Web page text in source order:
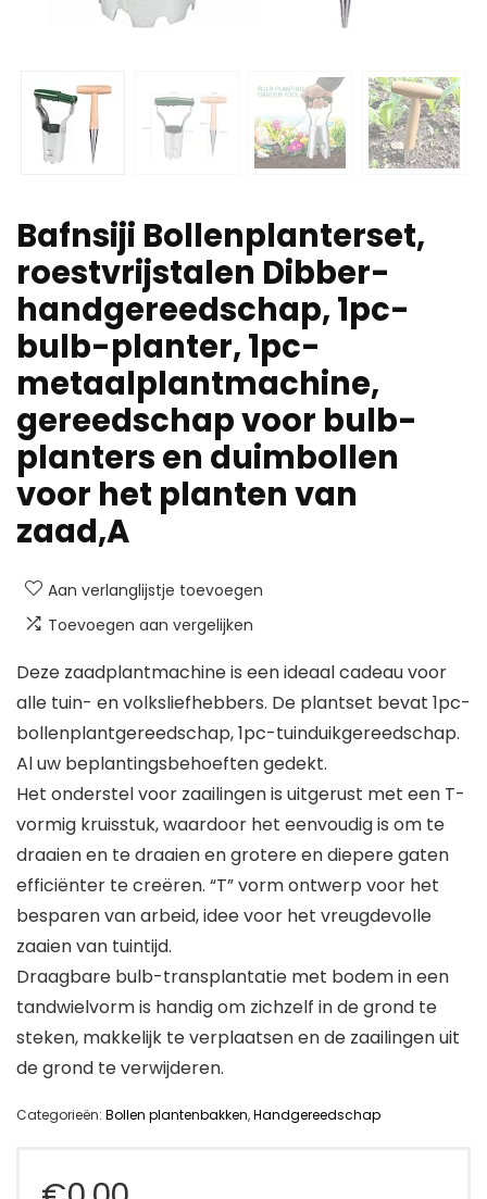
Bafnsiji Bollenplanterset,
roestvrijstalen Dibber-
handgereedschap, 1pc-
bulb-planter, 1pc-
metaalplantmachine,
gereedschap voor bulb-
planters en duimbollen
voor het planten van
zaad,A
Aan verlanglijstje toevoegen
Toevoegen aan vergelijken
Deze zaadplantmachine is een ideaal cadeau voor
alle tuin- en volksliefhebbers. De plantset bevat 1pc-
bollenplantgereedschap, 1pc-tuinduikgereedschap.
Al uw beplantingsbehoeften gedekt.
Het onderstel voor zaailingen is uitgerust met een T-
vormig kruisstuk, waardoor het eenvoudig is om te
draaien en te draaien en grotere en diepere gaten
efficiënter te creëren. “T” vorm ontwerp voor het
besparen van arbeid, idee voor het vreugdevolle
zaaien van tuintijd.
Draagbare bulb-transplantatie met bodem in een
tandwielvorm is handig om zichzelf in de grond te
steken, makkelijk te verplaatsen en de zaailingen uit
de grond te verwijderen.
Categorieën: Bollen plantenbakken,Handgereedschap